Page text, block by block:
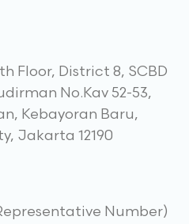
Floor, District 8, SCBD
No.Kav 52-53,
Kebayoran Baru,
Jakarta 12190
Number)